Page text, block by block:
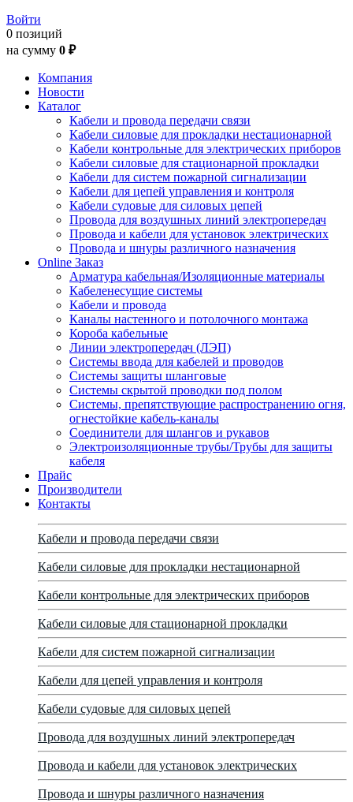
Войти
0 позиций
на сумму 0 ₽
Компания
Новости
Каталог
Кабели и провода передачи связи
Кабели силовые для прокладки нестационарной
Кабели контрольные для электрических приборов
Кабели силовые для стационарной прокладки
Кабели для систем пожарной сигнализации
Кабели для цепей управления и контроля
Кабели судовые для силовых цепей
Провода для воздушных линий электропередач
Провода и кабели для установок электрических
Провода и шнуры различного назначения
Online Заказ
Арматура кабельная/Изоляционные материалы
Кабеленесущие системы
Кабели и провода
Каналы настенного и потолочного монтажа
Короба кабельные
Линии электропередач (ЛЭП)
Системы ввода для кабелей и проводов
Системы защиты шланговые
Системы скрытой проводки под полом
Системы, препятствующие распространению огня,
огнестойкие кабель-каналы
Соединители для шлангов и рукавов
Электроизоляционные трубы/Трубы для защиты
кабеля
Прайс
Производители
Контакты
Кабели и провода передачи связи
Кабели силовые для прокладки нестационарной
Кабели контрольные для электрических приборов
Кабели силовые для стационарной прокладки
Кабели для систем пожарной сигнализации
Кабели для цепей управления и контроля
Кабели судовые для силовых цепей
Провода для воздушных линий электропередач
Провода и кабели для установок электрических
Провода и шнуры различного назначения